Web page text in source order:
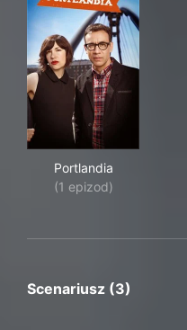
Portlandia
(1 epizod)
Scenariusz (3)